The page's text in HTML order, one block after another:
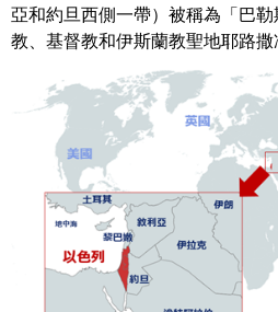
亞和約旦西側一帶）被稱為「巴
教、基督教和伊斯蘭教聖地耶路撒